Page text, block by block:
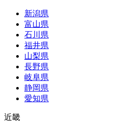
新潟県
富山県
石川県
福井県
山梨県
長野県
岐阜県
静岡県
愛知県
近畿